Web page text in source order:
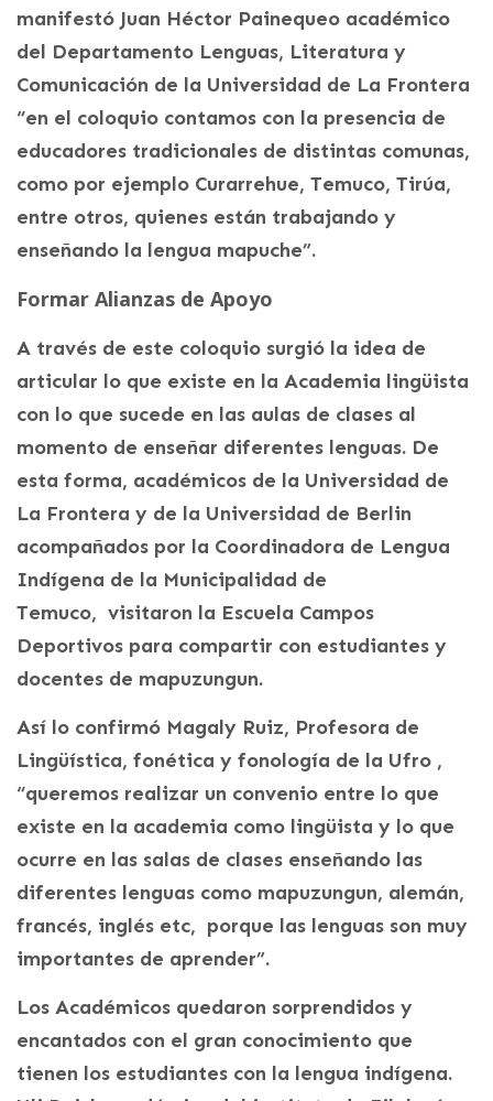
manifestó Juan Héctor Painequeo académico
del Departamento Lenguas, Literatura y
Comunicación de la Universidad de La Frontera
“en el coloquio contamos con la presencia de
educadores tradicionales de distintas comunas,
como por ejemplo Curarrehue, Temuco, Tirúa,
entre otros, quienes están trabajando y
enseñando la lengua mapuche”.
Formar Alianzas de Apoyo
A través de este coloquio surgió la idea de
articular lo que existe en la Academia lingüista
con lo que sucede en las aulas de clases al
momento de enseñar diferentes lenguas. De
esta forma, académicos de la Universidad de
La Frontera y de la Universidad de Berlin
acompañados por la Coordinadora de Lengua
Indígena de la Municipalidad de
Temuco, visitaron la Escuela Campos
Deportivos para compartir con estudiantes y
docentes de mapuzungun.
Así lo confirmó Magaly Ruiz, Profesora de
Lingüística, fonética y fonología de la Ufro ,
“queremos realizar un convenio entre lo que
existe en la academia como lingüista y lo que
ocurre en las salas de clases enseñando las
diferentes lenguas como mapuzungun, alemán,
francés, inglés etc, porque las lenguas son muy
importantes de aprender”.
Los Académicos quedaron sorprendidos y
encantados con el gran conocimiento que
tienen los estudiantes con la lengua indígena.